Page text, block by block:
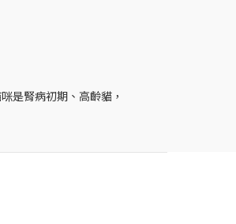
是腎病初期、高齡貓，